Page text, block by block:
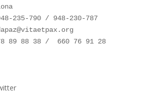
235-790 / 948-230-787
89 88 38 /  660 76 91 28